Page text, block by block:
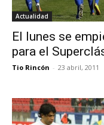
Actualidad
El lunes se
para el
Tio Rincón - 23 abril, 2011